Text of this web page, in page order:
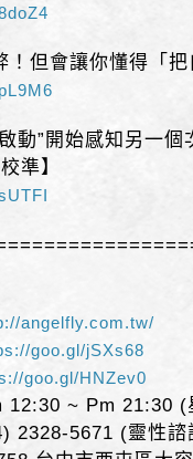
！但會讓你懂得「
動”開始感知另一個
準】
angelfly.com.tw/
goo.gl/jSXs68
goo.gl/HNZev0
12:30 ~ Pm 21:30 (
2328-5671 (靈性